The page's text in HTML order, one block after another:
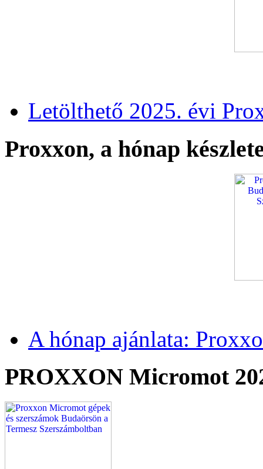
Letölthető 2025. évi
Proxxon, a hónap
A hónap ajánlata:
PROXXON Micromot